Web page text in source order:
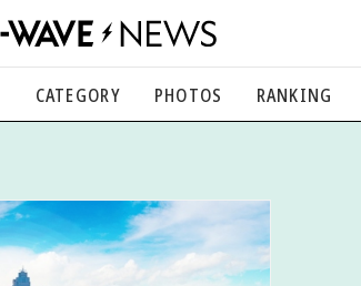
CATEGORY
映画、芸能、舞台、スポーツなど
カルチャー
アート、文芸、マンガなど
PHOTOS RANKING